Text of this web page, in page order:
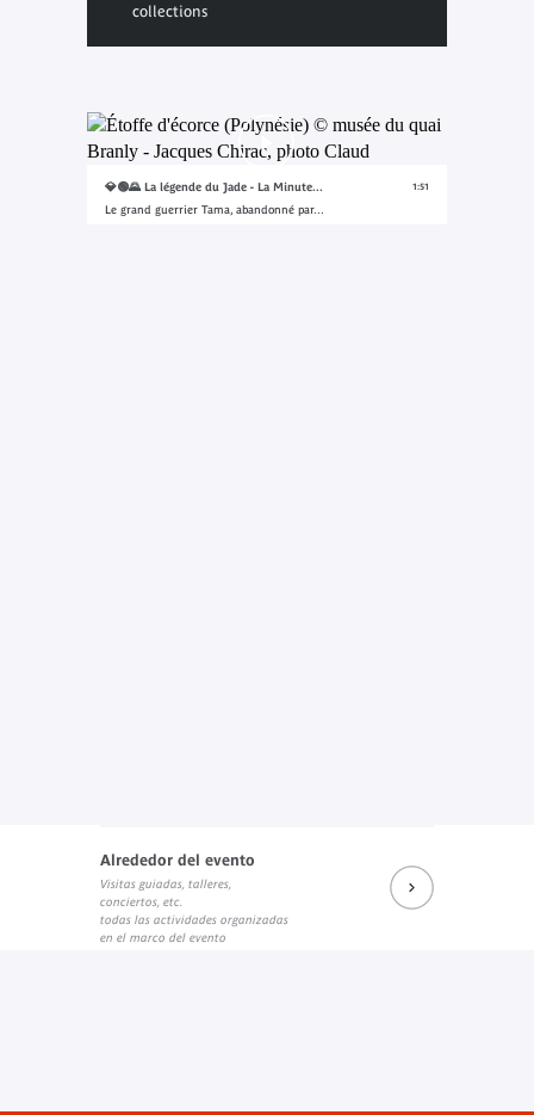
collections
💎🟢🌄 La légende du Jade - La Minute...
Le grand guerrier Tama, abandonné par...
1:51
Alrededor del evento
Visitas guiadas, talleres,
conciertos, etc.
todas las actividades organizadas
en el marco del evento